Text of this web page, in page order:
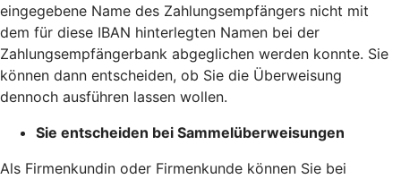
eingegebene Name des Zahlungsempfängers nicht mit
dem für diese IBAN hinterlegten Namen bei der
Zahlungsempfängerbank abgeglichen werden konnte. Sie
können dann entscheiden, ob Sie die Überweisung
dennoch ausführen lassen wollen.
Sie entscheiden bei Sammelüberweisungen
Als Firmenkundin oder Firmenkunde können Sie bei